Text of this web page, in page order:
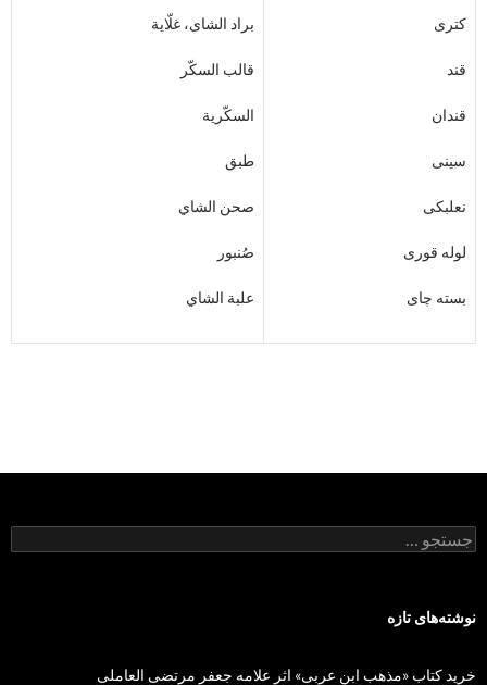
کتری
قند
قندان
سینی
نعلبکی
لوله قوری
بسته چای
براد الشای، غلّایة
قالب السکّر
السکّریة
طبق
صحن الشاي
صُنبور
علبة الشاي
جستجو
برای:
نوشته‌های تازه
خرید کتاب «مذهب ابن عربی» اثر علامه جعفر مرتضی العاملی